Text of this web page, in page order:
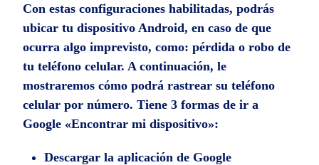
Con estas configuraciones habilitadas, podrás
ubicar tu dispositivo Android, en caso de que
ocurra algo imprevisto, como: pérdida o robo de
tu teléfono celular. A continuación, le
mostraremos cómo podrá rastrear su teléfono
celular por número. Tiene 3 formas de ir a
Google «Encontrar mi dispositivo»:
Descargar la aplicación de Google